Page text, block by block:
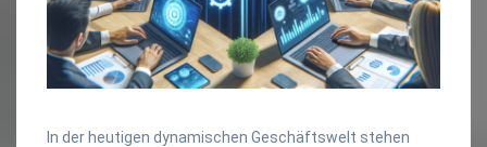
In der heutigen dynamischen Geschäftswelt stehen